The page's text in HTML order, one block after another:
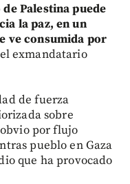
Palestina puede
la paz, en un
ve consumida por
exmandatario
de fuerza
sobre
por flujo
pueblo en Gaza
que ha provocado